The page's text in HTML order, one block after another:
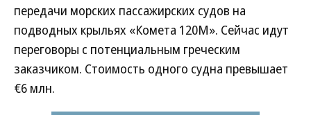
передачи морских пассажирских судов на
подводных крыльях «Комета 120М». Сейчас идут
переговоры с потенциальным греческим
заказчиком. Стоимость одного судна превышает
€6 млн.